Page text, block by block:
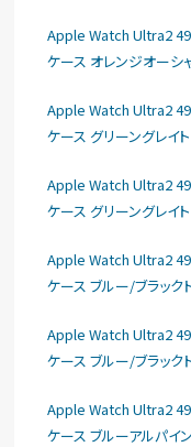
Apple Watch Ultra2
ケース オレンジオーシ
Apple Watch Ultra2
ケース グリーングレイ
Apple Watch Ultra2
ケース グリーングレイ
Apple Watch Ultra2
ケース ブルー/ブラック
Apple Watch Ultra2
ケース ブルー/ブラック
Apple Watch Ultra2
ケース ブルーアルパイ